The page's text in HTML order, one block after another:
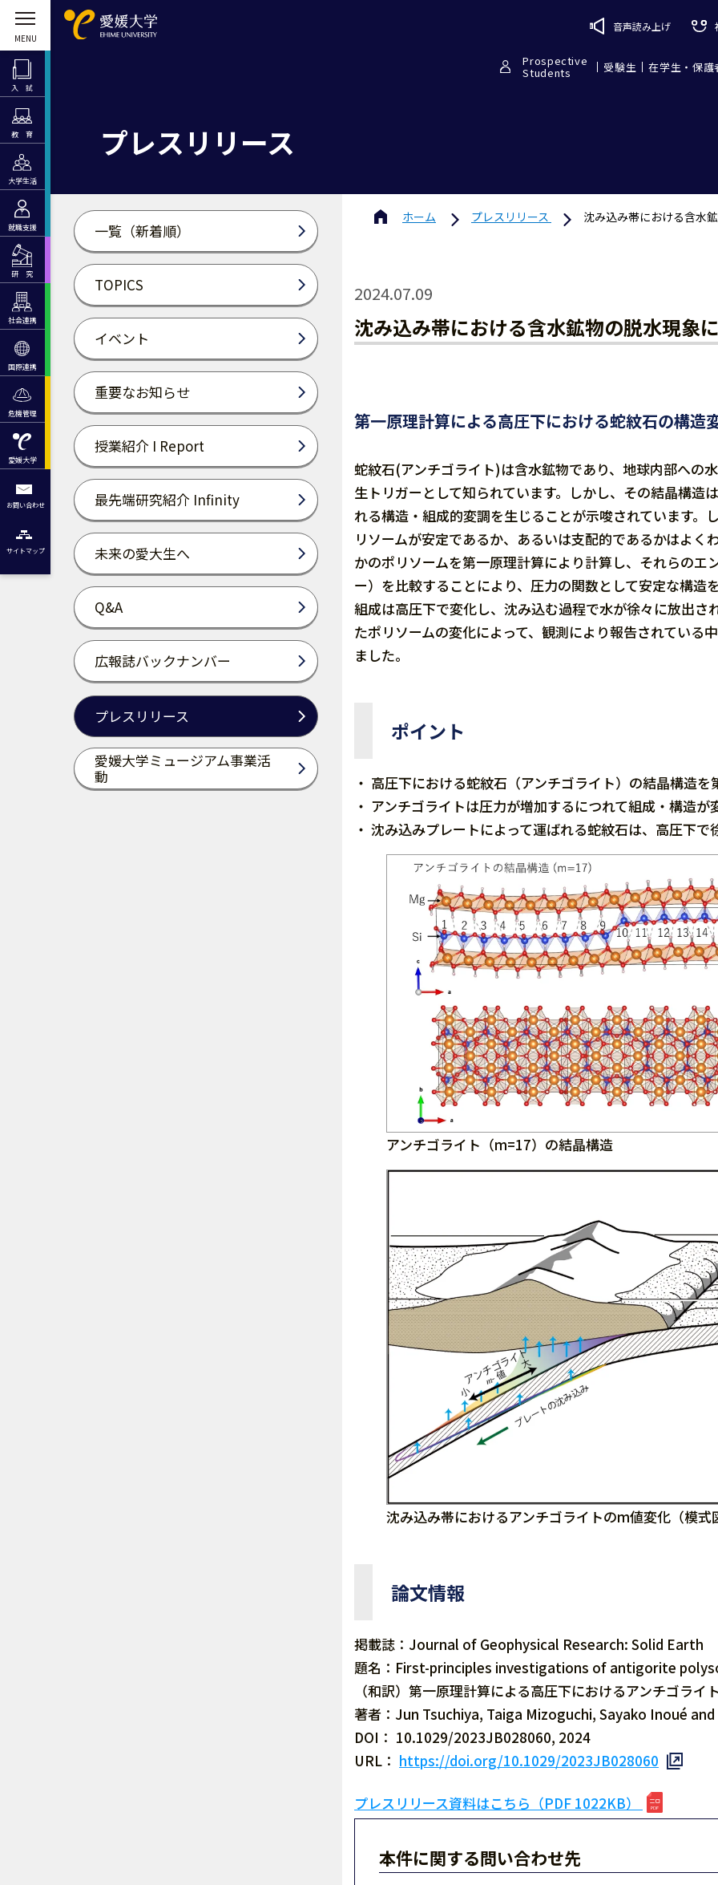
入 試
教 育
大学生活
就職支援
研 究
社会連携
国際連携
危機管理
愛媛大学
お問い合わせ
サイトマップ
音声読み上げ
Prospective
Students 受験生 在学生・保護
プレスリリース
一覧（新着順）
TOPICS
イベント
重要なお知らせ
授業紹介 I Report
最先端研究紹介 Infinity
未来の愛大生へ
Q&A
広報誌バックナンバー
プレスリリース
愛媛大学ミュージアム事業活
動
ホーム プレスリリース 沈み込み帯における含水
2024.07.09
沈み込み帯における含水鉱物の脱水現象
第一原理計算による高圧下における蛇紋石の構造
蛇紋石(アンチゴライト)は含水鉱物であり、地球内部への
生トリガーとして知られています。しかし、その結晶構造
れる構造・組成的変調を生じることが示唆されています
リソームが安定であるか、あるいは支配的であるかはよ
かのポリソームを第一原理計算により計算し、それらの
ー）を比較することにより、圧力の関数として安定な構
組成は高圧下で変化し、沈み込む過程で水が徐々に放出
たポリソームの変化によって、観測により報告されてい
ました。
ポイント
・ 高圧下における蛇紋石（アンチゴライト）の結晶構造を
・ アンチゴライトは圧力が増加するにつれて組成・構造が
・ 沈み込みプレートによって運ばれる蛇紋石は、高圧下で
アンチゴライト（m=17）の結晶構造
沈み込み帯におけるアンチゴライトのm値変化（模式
論文情報
掲載誌：Journal of Geophysical Research: Solid Earth
題名：First-principles investigations of antigorite
（和訳）第一原理計算による高圧下におけるアンチゴライ
著者：Jun Tsuchiya, Taiga Mizoguchi, Sayako Inoué
DOI： 10.1029/2023JB028060, 2024
URL： https://doi.org/10.1029/2023JB028060
プレスリリース資料はこちら（PDF 1022KB）
本件に関する問い合わせ先